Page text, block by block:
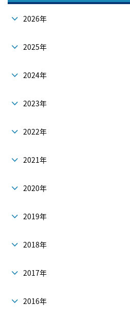
2026年
2025年
2024年
2023年
2022年
2021年
2020年
2019年
2018年
2017年
2016年